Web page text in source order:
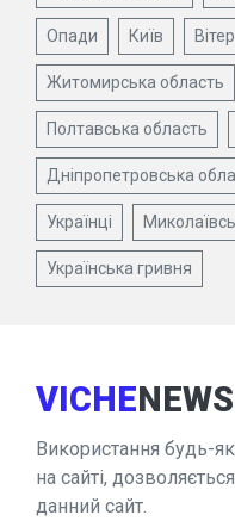
Опади Київ Вітер
Житомирська область
Полтавська область
Дніпропетровська
Українці
Українська гривня
VICHENEWS
Використання будь-
на сайті,
данний сайт.